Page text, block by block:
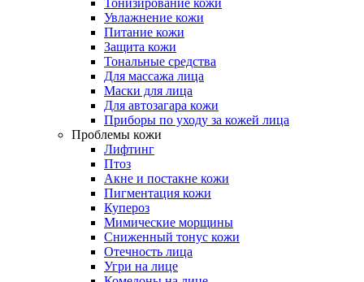
Тонизирование кожи
Увлажнение кожи
Питание кожи
Защита кожи
Тональные средства
Для массажа лица
Маски для лица
Для автозагара кожи
Приборы по уходу за кожей лица
Проблемы кожи
Лифтинг
Птоз
Акне и постакне кожи
Пигментация кожи
Купероз
Мимические морщины
Сниженный тонус кожи
Отечность лица
Угри на лице